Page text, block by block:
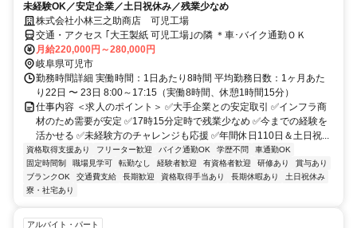
未経験OK／安定企業／土日祝休み／残業少なめ
株式会社小林三之助商店 可児工場
交通・アクセス ｢大王製紙 可児工場｣の隣 ＊車･バイク通勤ＯＫ
月給220,000円～280,000円
岐阜県可児市
勤務時間詳細 実働時間：1日あたり8時間 平均勤務日数：1ヶ月あた
り22日 〜 23日 8:00～17:15（実働8時間、休憩1時間15分）
仕事内容 ＜求人のポイント＞ ✅大手企業との安定取引 ✅インフラ商
材のため需要が安定 ✅17時15分定時で残業少なめ ✅今までの経験を
活かせる ✅未経験方のチャレンジも応援 ✅年間休日110日＆土日祝...
資格取得支援あり フリーター歓迎 バイク通勤OK 学歴不問
車通勤OK
固定時間制
職場見学可 転勤なし 経験者歓迎 有資格者歓迎 研修あり
賞与あり
ブランクOK
交通費支給 長期歓迎 資格取得手当あり 長期休暇あり
土日祝休み
寮・社宅あり
アルバイト・パート